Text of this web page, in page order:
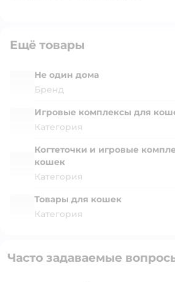
Ещё товары
Не один дома
Бренд
Игровые комплексы для
Категория
Когтеточки и игровые
кошек
Категория
Товары для кошек
Категория
Часто задаваемые